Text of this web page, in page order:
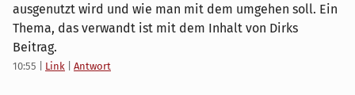
ausgenutzt wird und wie man mit dem umgehen soll. Ein
Thema, das verwandt ist mit dem Inhalt von Dirks
Beitrag.
10:55 Link Antwort